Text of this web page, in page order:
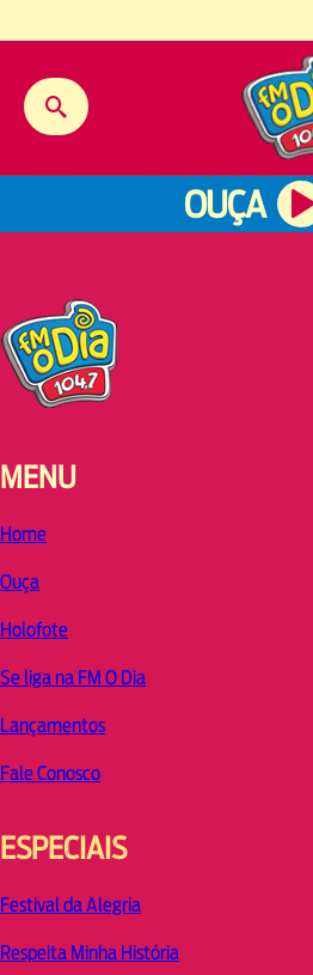
OUÇA
MENU
Home
Ouça
Holofote
Se liga na FM O Dia
Lançamentos
Fale Conosco
ESPECIAIS
Festival da Alegria
Respeita Minha História